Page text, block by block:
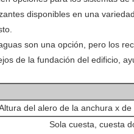
disponibles en una
son una opción, pero los
de la fundación del edificio,
del alero de la anchura x
Sola cuesta, cuesta